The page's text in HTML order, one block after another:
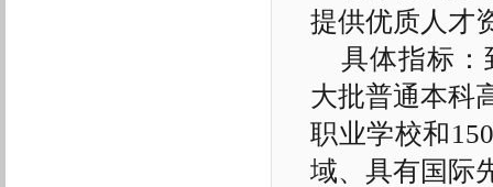
提供优质人才
具体指标：
大批普通本科
职业学校和
域、具有国际